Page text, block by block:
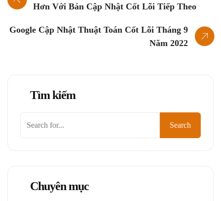
Hơn Với Bản Cập Nhật Cốt Lõi Tiếp Theo
Google Cập Nhật Thuật Toán Cốt Lõi Tháng 9
Năm 2022
Tìm kiếm
Search
Chuyên mục